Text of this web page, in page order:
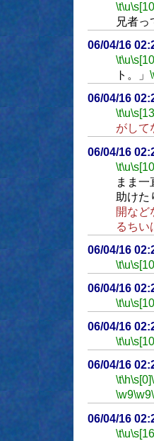
\t\u
兄者っ
06/04/16
\t\u
ト。」
06/04/16
\t\u\s[13]
がして
06/04/16
\t\u
まま一
助けた
開など
るちい
06/04/16
\t\u
06/04/16
\t\u
06/04/16
\t\u
06/04/16
\t\h\s[0]
\w9\w9
06/04/16
\t\u